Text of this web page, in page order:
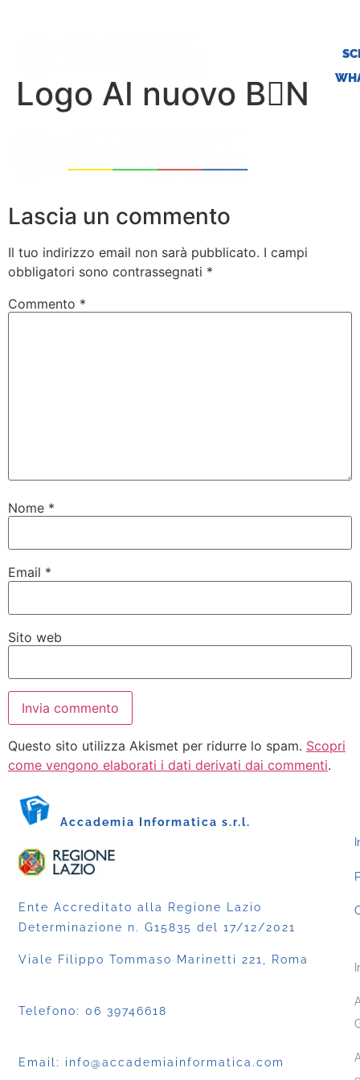
Logo AI nuovo BN
Lascia un commento
Il tuo indirizzo email non sarà pubblicato. I campi
obbligatori sono contrassegnati *
Commento *
Nome *
Email *
Sito web
Questo sito utilizza Akismet per ridurre lo spam. Scopri
come vengono elaborati i dati derivati dai commenti.
Accademia Informatica s.r.l.
Ente Accreditato alla Regione Lazio
Determinazione n. G15835 del 17/12/2021
Viale Filippo Tommaso Marinetti 221, Roma
Telefono: 06 39746618
Email: info@accademiainformatica.com